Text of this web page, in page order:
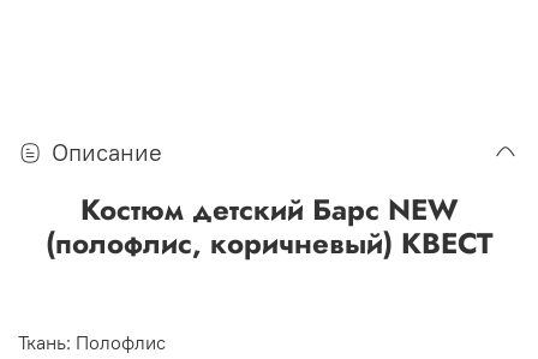
Описание
Костюм детский Барс NEW
(полофлис, коричневый) КВЕСТ
Ткань: Полофлис